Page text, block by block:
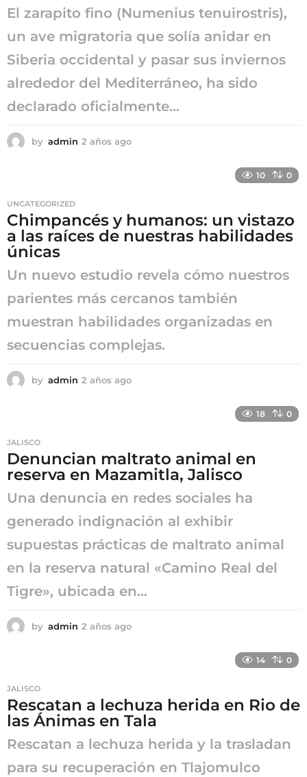
El zarapito fino (Numenius tenuirostris),
un ave migratoria que solía anidar en
Siberia occidental y pasar sus inviernos
alrededor del Mediterráneo, ha sido
declarado oficialmente...
by admin 2 años ago
g
o
10 0
UNCATEGORIZED
Chimpancés y humanos: un vistazo
a las raíces de nuestras habilidades
únicas
Un nuevo estudio revela cómo nuestros
parientes más cercanos también
muestran habilidades organizadas en
secuencias complejas.
by admin 2 años ago
g
o
18 0
JALISCO
Denuncian maltrato animal en
reserva en Mazamitla, Jalisco
Una denuncia en redes sociales ha
generado indignación al exhibir
supuestas prácticas de maltrato animal
en la reserva natural «Camino Real del
Tigre», ubicada en...
by admin 2 años ago
g
o
14 0
JALISCO
Rescatan a lechuza herida en Rio de
las Ánimas en Tala
Rescatan a lechuza herida y la trasladan
para su recuperación en Tlajomulco